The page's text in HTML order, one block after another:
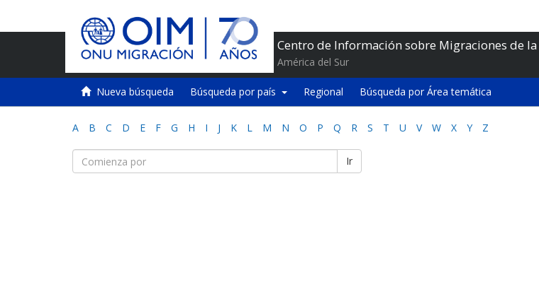
Centro de Información sobre Migraciones de la
América del Sur
Nueva búsqueda Búsqueda por país Regional Búsqueda por Área temática
A B C D E F G H I J K L M N O P Q R S T U V W X Y Z
Ir